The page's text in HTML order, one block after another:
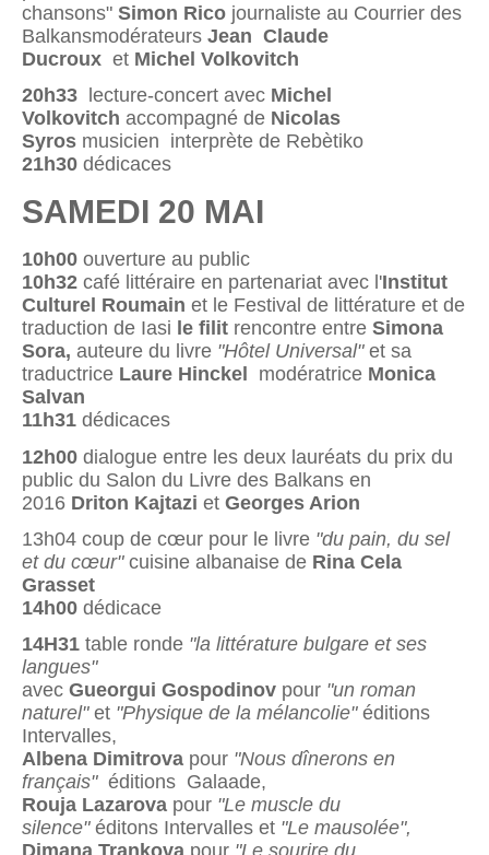
chansons" Simon Rico journaliste au Courrier des
Balkansmodérateurs Jean Claude
Ducroux et Michel Volkovitch
20h33 lecture-concert avec Michel
Volkovitch accompagné de Nicolas
Syros musicien interprète de Rebètiko
21h30 dédicaces
SAMEDI 20 MAI
10h00 ouverture au public
10h32 café littéraire en partenariat avec l'Institut
Culturel Roumain et le Festival de littérature et de
traduction de Iasi le filit rencontre entre Simona
Sora, auteure du livre "Hôtel Universal"et sa
traductrice Laure Hinckel modératrice Monica
Salvan
11h31 dédicaces
12h00 dialogue entre les deux lauréats du prix du
public du Salon du Livre des Balkans en
2016 Driton Kajtazi et Georges Arion
13h04 coup de cœur pour le livre "du pain, du sel
et du cœur"cuisine albanaise de Rina Cela
Grasset
14h00 dédicace
14H31 table ronde "la littérature bulgare et ses
langues"
avec Gueorgui Gospodinov pour "un roman
naturel"et "Physique de la mélancolie"éditions
Intervalles,
Albena Dimitrova pour "Nous dînerons en
français" éditions Galaade,
Rouja Lazarova pour "Le muscle du
silence"éditons Intervalles et "Le mausolée",